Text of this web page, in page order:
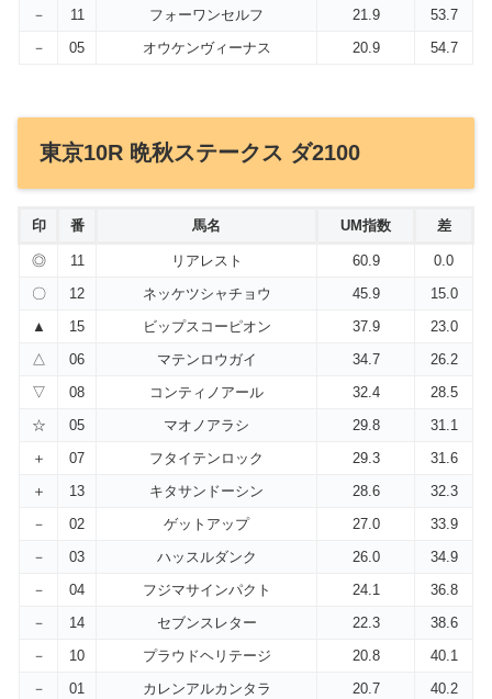
－ 11 フォーワンセルフ 21.9
53.7
－
05 オウケンヴィーナス 20.9 54.7
東京10R 晩秋ステークス ダ2100
印 番 馬名 UM指数 差
◎ 11 リアレスト 60.9
0.0
〇
12 ネッケツシャチョウ 45.9
15.0
▲
15 ビップスコーピオン 37.9
23.0
△
06 マテンロウガイ 34.7
26.2
▽
08 コンティノアール 32.4
28.5
☆
05 マオノアラシ 29.8
31.1
＋
07 フタイテンロック 29.3
31.6
＋
13 キタサンドーシン 28.6
32.3
－
02 ゲットアップ 27.0
33.9
－
03 ハッスルダンク 26.0
34.9
－
04 フジマサインパクト 24.1
36.8
－
14 セブンスレター 22.3
38.6
－
10 プラウドヘリテージ 20.8
40.1
－
01 カレンアルカンタラ 20.7
40.2